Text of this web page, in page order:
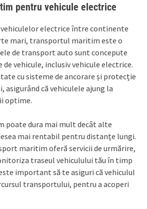
pentru vehicule electrice
electrice între continente
mari, transportul maritim este o
de transport auto sunt concepute
de vehicule, inclusiv vehicule electrice.
cu sisteme de ancorare și protecție
că vehiculele ajung la
optime.
poate dura mai mult decât alte
mai rentabil pentru distanțe lungi.
maritim oferă servicii de urmărire,
traseul vehiculului tău în timp
important să te asiguri că vehiculul
transportului, pentru a acoperi